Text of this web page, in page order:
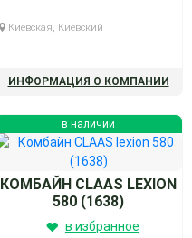
Киевская, Киевский
ИНФОРМАЦИЯ О КОМПАНИИ
в наличии
КОМБАЙН CLAAS LEXION
580 (1638)
в избранное